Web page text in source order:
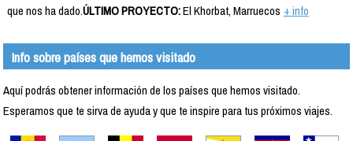
que nos ha dado.ÚLTIMO PROYECTO:El Khorbat, Marruecos + info
Info sobre países que hemos visitado
Aquí podrás obtener información de los países que hemos visitado.
Esperamos que te sirva de ayuda y que te inspire para tus próximos viajes.